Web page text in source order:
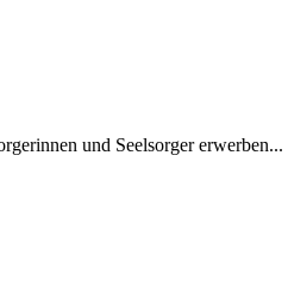
und Seel­sorg­er erwer­ben...